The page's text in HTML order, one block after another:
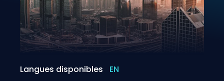
Langues disponibles EN